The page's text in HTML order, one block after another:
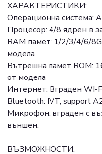
ХАРАКТЕРИСТИКИ:
Операционна система:
Процесор: 4/8 ядрен в
RAM памет: 1/2/3/4/6/
модела
Вътрешна памет ROM:
от модела
Интернет: Вграден WI-
Bluetooth: IVT, support
Микрофон: вграден с
външен.
ВЪЗМОЖНОСТИ: